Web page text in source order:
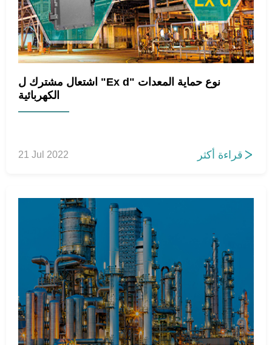
اشتعال مشترك ل "Ex d" نوع حماية المعدات
الكهربائية
21 Jul 2022 قراءة أكثر 